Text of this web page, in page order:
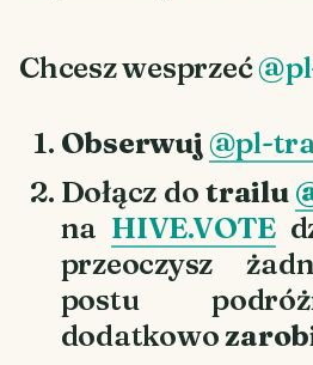
Chcesz wesprzeć
Obserwuj @pl-
Dołącz dotrailu
na HIVE.VOTE
przeoczysz
postu
dodatkowo